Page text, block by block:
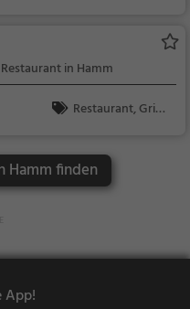
h, Mediterran
in Hamm
Restaurant, Griec
ssen, Abendessen
Hamm finden
App!